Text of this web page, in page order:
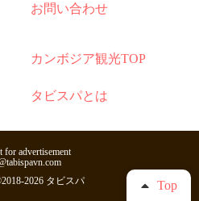
Top
お問い合わせ
カンボジア観光TOP
タビスパとは
for advertisement
2026 タビスパ